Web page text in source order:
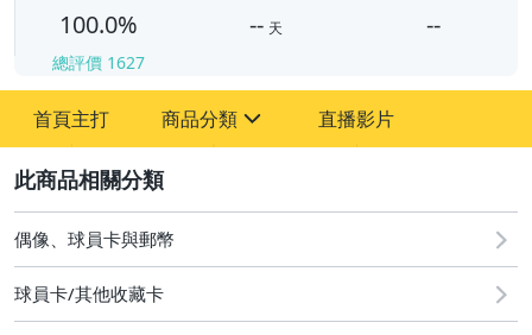
100.0%
總評價 1627
-- 天 --
首頁主打 商品分類
偶像、球員卡與郵幣
直播影片
偶像、球員卡與郵幣
球員卡/其他收藏卡